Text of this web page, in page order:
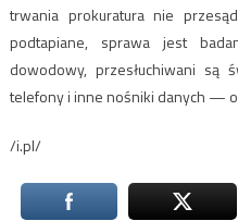
trwania prokuratura nie
podtapiane, sprawa jest
dowodowy, przesłuchiwani są
telefony i inne nośniki danych —
/i.pl/